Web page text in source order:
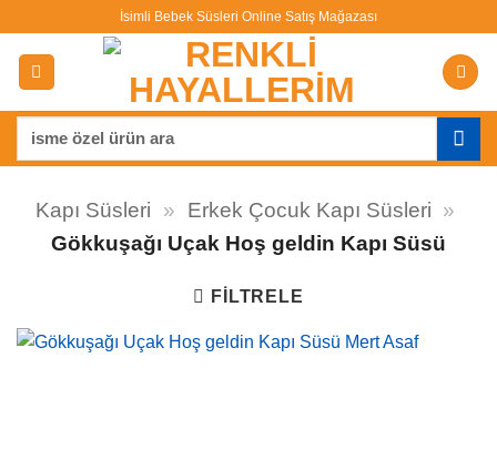
İsimli Bebek Süsleri Online Satış Mağazası
Kapı Süsleri » Erkek Çocuk Kapı Süsleri »
Gökkuşağı Uçak Hoş geldin Kapı Süsü
FILTRELE